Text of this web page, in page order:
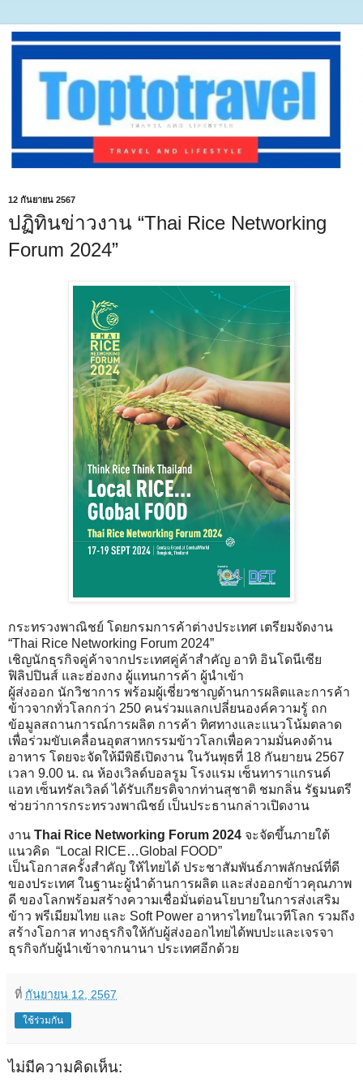
12 กันยายน 2567
ปฏิทินข่าวงาน “Thai Rice Networking
Forum 2024”
กระทรวงพาณิชย์ โดยกรมการค้าต่างประเทศ เตรียมจัดงาน
“Thai Rice Networking Forum 2024”
เชิญนักธุรกิจคู่ค้าจากประเทศคู่ค้าสำคัญ อาทิ อินโดนีเซีย
ฟิลิปปินส์ และฮ่องกง ผู้แทนการค้า ผู้นำเข้า
ผู้ส่งออก นักวิชาการ พร้อมผู้เชี่ยวชาญด้านการผลิตและการค้า
ข้าวจากทั่วโลกกว่า 250 คนร่วมแลกเปลี่ยนองค์ความรู้ ถก
ข้อมูลสถานการณ์การผลิต การค้า ทิศทางและแนวโน้มตลาด
เพื่อร่วมขับเคลื่อนอุตสาหกรรมข้าวโลกเพื่อความมั่นคงด้าน
อาหาร โดยจะจัดให้มีพิธีเปิดงาน ในวันพุธที่ 18 กันยายน 2567
เวลา 9.00 น. ณ ห้องเวิลด์บอลรูม โรงแรม เซ็นทาราแกรนด์
แอท เซ็นทรัลเวิลด์ ได้รับเกียรติจากท่านสุชาติ ชมกลิ่น รัฐมนตรี
ช่วยว่าการกระทรวงพาณิชย์ เป็นประธานกล่าวเปิดงาน
งาน Thai Rice Networking Forum 2024 จะจัดขึ้นภายใต้
แนวคิด “Local RICE…Global FOOD”
เป็นโอกาสครั้งสำคัญ ให้ไทยได้ ประชาสัมพันธ์ภาพลักษณ์ที่ดี
ของประเทศ ในฐานะผู้นำด้านการผลิต และส่งออกข้าวคุณภาพ
ดี ของโลกพร้อมสร้างความเชื่อมั่นต่อนโยบายในการส่งเสริม
ข้าว พรีเมียมไทย และ Soft Power อาหารไทยในเวทีโลก รวมถึง
สร้างโอกาส ทางธุรกิจให้กับผู้ส่งออกไทยได้พบปะและเจรจา
ธุรกิจกับผู้นำเข้าจากนานา ประเทศอีกด้วย
ที่ กันยายน 12, 2567
ใช้ร่วมกัน
ไม่มีความคิดเห็น: